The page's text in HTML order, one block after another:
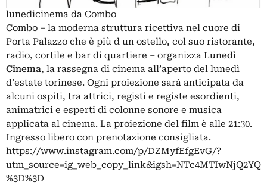
lunedicinema da Combo
Combo – la moderna struttura ricettiva nel cuore di
Porta Palazzo che è più d un ostello, col suo ristorante,
radio, cortile e bar di quartiere – organizza Lunedì
Cinema, la rassegna di cinema all’aperto del lunedì
d’estate torinese. Ogni proiezione sarà anticipata da
alcuni ospiti, tra attrici, registi e registe esordienti,
animatrici e esperti di colonne sonore e musica
applicata al cinema. La proiezione del film è alle 21:30.
Ingresso libero con prenotazione consigliata.
https://www.instagram.com/p/DZMyfEfgEvG/?
utm_source=ig_web_copy_link&igsh=NTc4MTIwNjQ2YQ
%3D%3D